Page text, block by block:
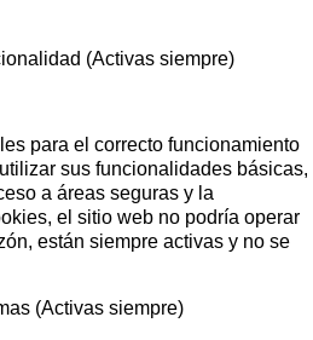
(Activas siempre)
para el correcto funcionamiento
sus funcionalidades básicas,
a áreas seguras y la
el sitio web no podría operar
están siempre activas y no se
(Activas siempre)